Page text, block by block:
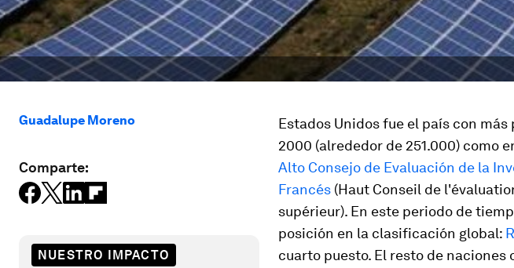
Guadalupe Moreno
Comparte:
NUESTRO IMPACTO
Estados Unidos fue el país con
2000 (alrededor de 251.000) como
Alto Consejo de Evaluación de la
Francés (Haut Conseil de
supérieur). En este periodo de
posición en la clasificación global:
cuarto puesto. El resto de